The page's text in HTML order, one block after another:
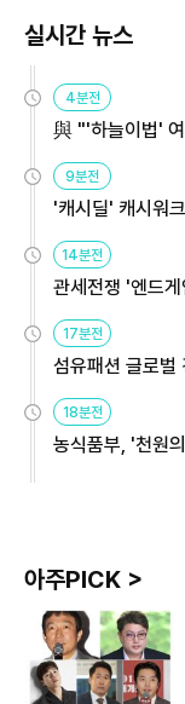
실시간 뉴스
4분전
與 "'하늘이법'
9분전
'캐시딜' 캐시워
14분전
관세전쟁 '엔드
17분전
섬유패션 글로
18분전
농식품부, '천원
아주PICK >